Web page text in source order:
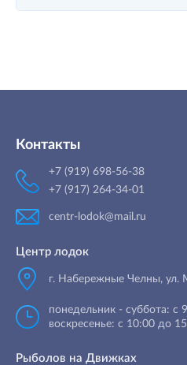
Контакты
+7 (919) 698-56-38
+7 (917) 264-34-01
centr-lodok@mail.ru
Центр лодок
г. Набережные Челны, ул.
понедельник - суббота: с
воскресенье: с 10:00 до
Рыболов на Движках